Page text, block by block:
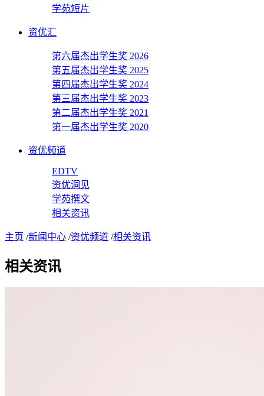
学苑短片
资优汇
第六届杰出学生奖 2026
第五届杰出学生奖 2025
第四届杰出学生奖 2024
第三届杰出学生奖 2023
第二届杰出学生奖 2021
第一届杰出学生奖 2020
资优频道
EDTV
资优洞见
学苑撰文
相关资讯
主页 /新闻中心 /资优频道 /相关资讯
相关资讯